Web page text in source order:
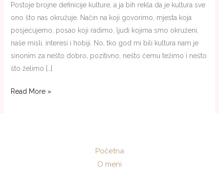
Postoje brojne definicije kulture, a ja bih rekla da je kultura sve
ono što nas okružuje. Način na koji govorimo, mjesta koja
posjećujemo, posao koji radimo, ljudi kojima smo okruženi,
naše misli, interesi i hobiji. No, tko god mi bili kultura nam je
sinonim za nešto dobro, pozitivno, nešto čemu težimo i nešto
što želimo […]
Read More »
Početna
O meni